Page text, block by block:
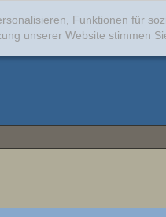
Funktionen für
unserer Website stimmen